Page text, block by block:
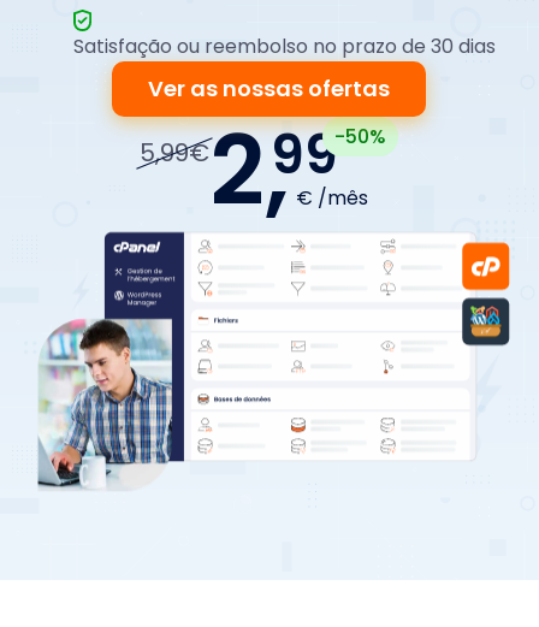
5,99€2,99
€ /mês
-50%
Ver as nossas ofertas
Satisfação ou reembolso no prazo de 30 dias